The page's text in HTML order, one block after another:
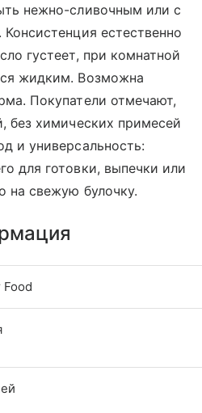
нежно-сливочным или с
естественно
густеет, при комнатной
жидким. Возможна
Покупатели отмечают,
без химических примесей
и универсальность:
для готовки, выпечки или
на свежую булочку.
Food